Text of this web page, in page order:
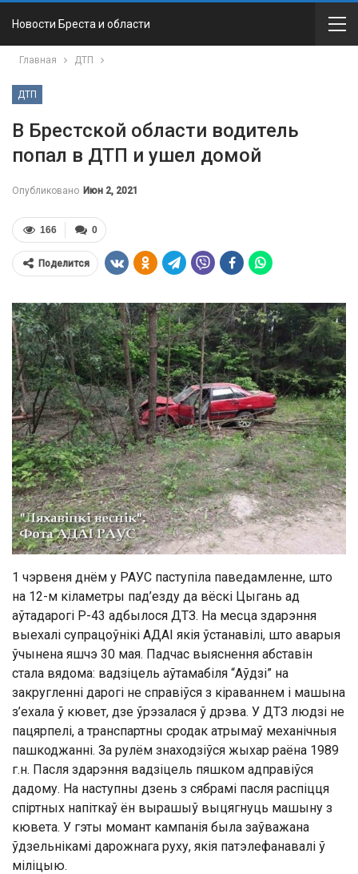
Новости Бреста и области
Главная ДТП
ДТП
В Брестской области водитель
попал в ДТП и ушел домой
Опубликовано Июн 2, 2021
0
166
Поделится
1 чэрвеня днём у РАУС паступіла паведамленне, што
на 12-м кіламетры пад’езду да вёскі Цыгань ад
аўтадарогі Р-43 адбылося ДТЗ. На месца здарэння
выехалі супрацоўнікі АДАІ якія ўстанавілі, што аварыя
ўчынена яшчэ 30 мая. Падчас выяснення абставін
стала вядома: вадзіцель аўтамабіля “Аўдзі” на
закругленні дарогі не справіўся з кіраваннем і машына
з’ехала ў кювет, дзе ўрэзалася ў дрэва. У ДТЗ людзі не
пацярпелі, а транспартны сродак атрымаў механічныя
пашкоджанні. За рулём знаходзіўся жыхар раёна 1989
г.н. Пасля здарэння вадзіцель пяшком адправіўся
дадому. На наступны дзень з сябрамі пасля распіцця
спіртных напіткаў ён вырашыў выцягнуць машыну з
кювета. У гэты момант кампанія была заўважана
ўдзельнікамі дарожнага руху, якія патэлефанавалі ў
міліцыю.